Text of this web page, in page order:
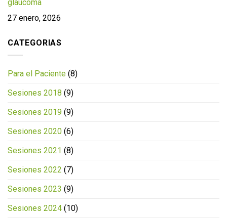
glaucoma
27 enero, 2026
CATEGORIAS
Para el Paciente (8)
Sesiones 2018 (9)
Sesiones 2019 (9)
Sesiones 2020 (6)
Sesiones 2021 (8)
Sesiones 2022 (7)
Sesiones 2023 (9)
Sesiones 2024 (10)